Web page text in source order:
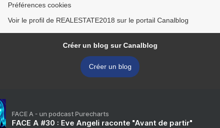
Préférences cookies
Voir le profil de REALESTATE2018 sur le portail Canalblog
Créer un blog sur Canalblog
Créer un blog
FACE A - un podcast Purecharts
FACE A #30 : Eve Angeli raconte "Avant de partir"